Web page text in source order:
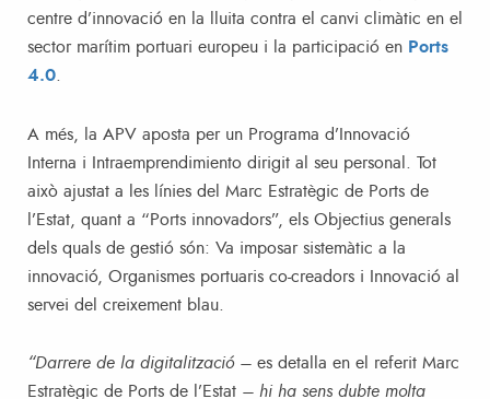
centre d’innovació en la lluita contra el canvi climàtic en el
sector marítim portuari europeu i la participació en Ports
4.0
A més, la APV aposta per un Programa d’Innovació
Interna i Intraemprendimiento dirigit al seu personal. Tot
això ajustat a les línies del Marc Estratègic de Ports de
l’Estat, quant a “Ports innovadors”, els Objectius generals
dels quals de gestió són: Va imposar sistemàtic a la
innovació, Organismes portuaris co-creadors i Innovació al
servei del creixement blau.
“Darrere de la digitalització – es detalla en el referit Marc
Estratègic de Ports de l’Estat – hi ha sens dubte molta